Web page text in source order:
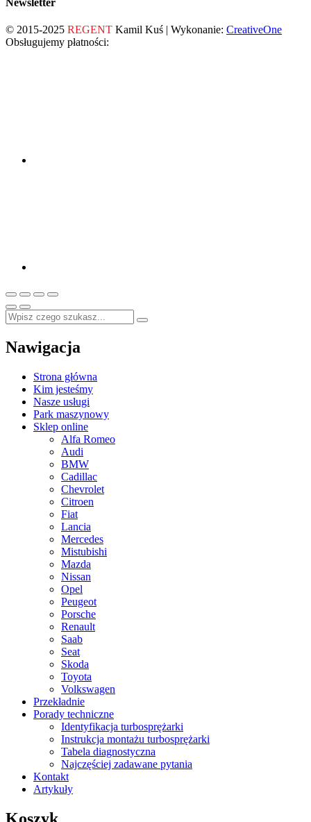
Newsletter
© 2015-2025 REGENT Kamil Kuś | Wykonanie: CreativeOne
Obsługujemy płatności:
Nawigacja
Strona główna
Kim jesteśmy
Nasze usługi
Park maszynowy
Sklep online
Alfa Romeo
Audi
BMW
Cadillac
Chevrolet
Citroen
Fiat
Lancia
Mercedes
Mistubishi
Mazda
Nissan
Opel
Peugeot
Porsche
Renault
Saab
Seat
Skoda
Toyota
Volkswagen
Przekładnie
Porady techniczne
Identyfikacja turbosprężarki
Instrukcja montażu turbosprężarki
Tabela diagnostyczna
Najczęściej zadawane pytania
Kontakt
Artykuły